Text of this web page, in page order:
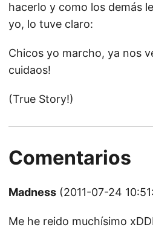
hacerlo y como los demás
yo, lo tuve claro:
Chicos yo marcho, ya nos
cuidaos!
(True Story!)
Comentarios
Madness (2011-07-24
Me he reido muchísimo